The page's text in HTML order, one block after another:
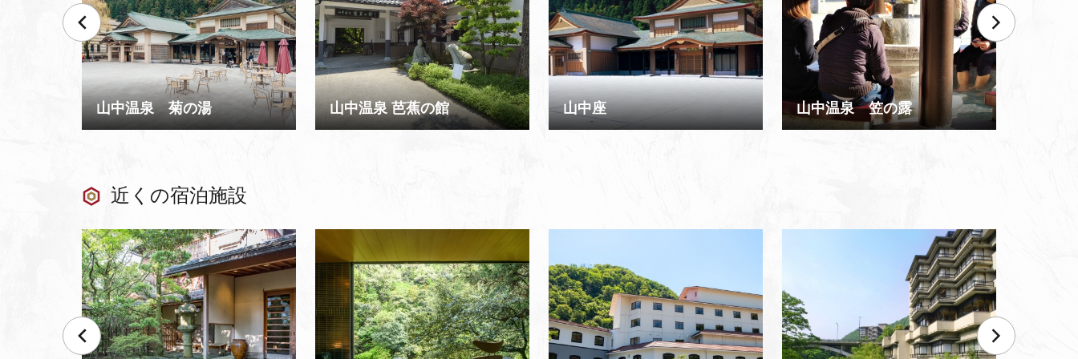
山中温泉 菊の湯 山中温泉 芭蕉の館 山中座 山中温泉 笠の露
近くの宿泊施設